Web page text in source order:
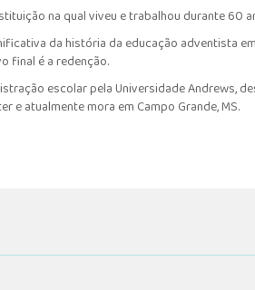
na qual viveu e trabalhou durante 60
da história da educação adventista
final é a redenção.
escolar pela Universidade Andrews,
atualmente mora em Campo Grande, MS.